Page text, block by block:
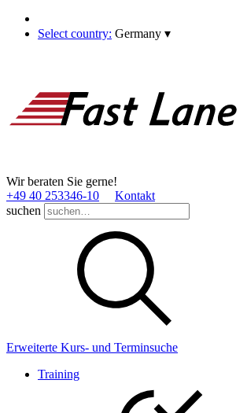
Select country: Germany ▾
Wir beraten Sie gerne!
+49 40 253346­-10
Kontakt
suchen
Erweiterte Kurs- und Terminsuche
Training